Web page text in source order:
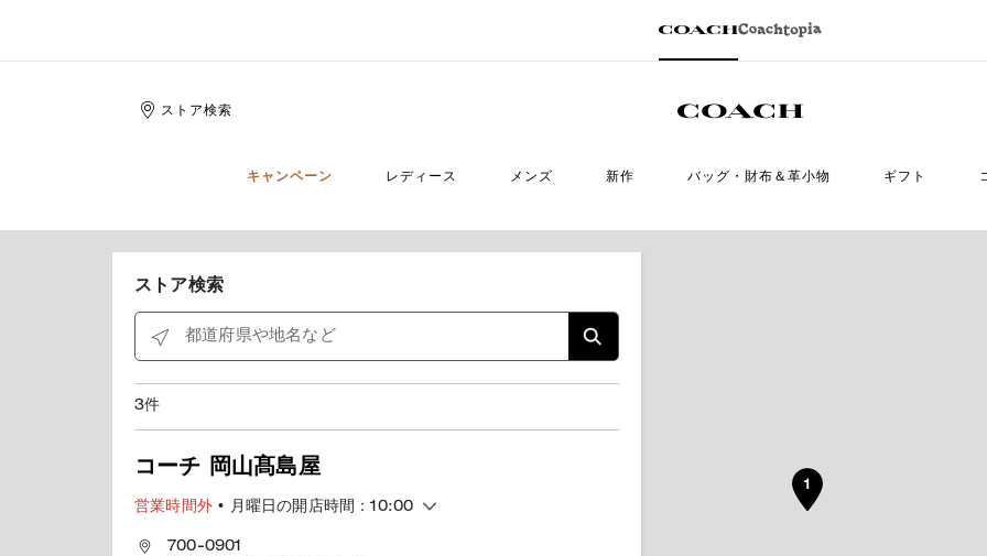
ストア検索
キャンペーン レディース メンズ 新作 バッグ・財布＆革小物 ギフト
ストア検索
都道府県や地名など
3件
コーチ 岡山髙島屋
営業時間外 • 月曜日の開店時間：10:00
700-0901
1